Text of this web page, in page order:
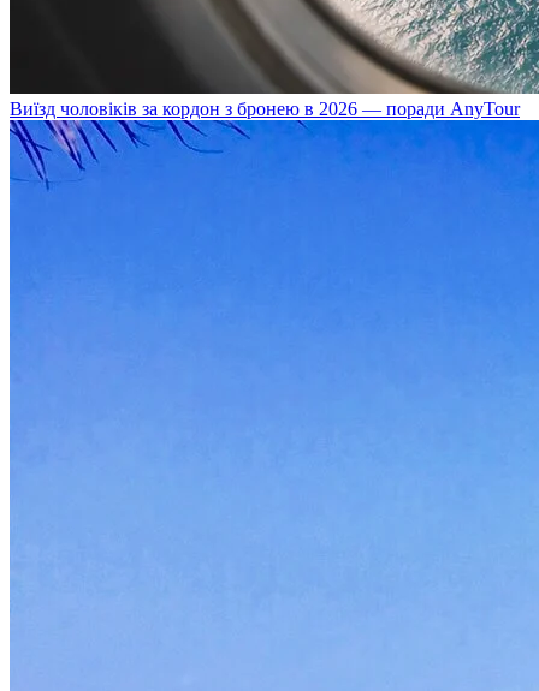
Виїзд чоловіків за кордон з бронею в 2026 — поради AnyTour